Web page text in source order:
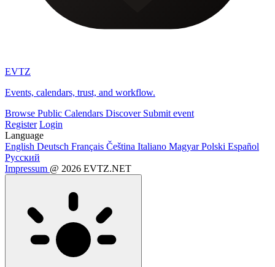
EVTZ
Events, calendars, trust, and workflow.
Browse Public Calendars Discover Submit event
Register Login
Language
English Deutsch Français Čeština Italiano MagyarPolski Español
Русский
Impressum @ 2026 EVTZ.NET